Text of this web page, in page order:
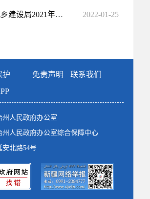
昌吉州住房和城乡建设局2021年度政府信息公开工作年度报告 2022-01-25
护 免责声明
联系我们
州人民政府办公室
人民政府办公室综合保障中心
北路54号